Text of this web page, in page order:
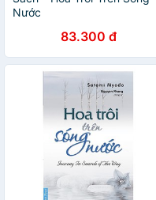
Nước
83.300 đ